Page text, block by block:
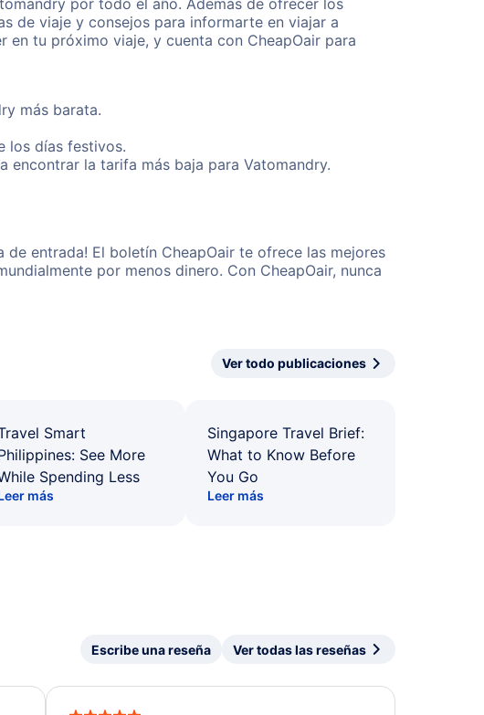
por todo el año. Además de ofrecer los
de viaje y consejos para informarte en viajar a
en tu próximo viaje, y cuenta con CheapOair para
más barata.
los días festivos.
encontrar la tarifa más baja para Vatomandry.
entrada! El boletín CheapOair te ofrece las mejores
por menos dinero. Con CheapOair, nunca
Ver todo publicaciones
Smart
See More
Spending Less
más
Singapore Travel Brief:
What to Know Before
You Go
Leer más
Escribe una reseña Ver todas las reseñas